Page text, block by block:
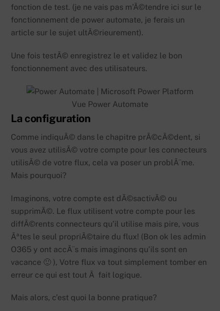
fonction de test. (je ne vais pas m’Ã©tendre ici sur le
fonctionnement de power automate, je ferais un
article sur le sujet ultÃ©rieurement).
Une fois testÃ© enregistrez le et validez le bon
fonctionnement avec des utilisateurs.
Vue Power Automate
La configuration
Comme indiquÃ© dans le chapitre prÃ©cÃ©dent, si
vous avez utilisÃ© votre compte pour les connecteurs
utilisÃ© de votre flux, cela va poser un problÃ¨me.
Mais pourquoi?
Imaginons, votre compte est dÃ©sactivÃ© ou
supprimÃ©. Le flux utilisent votre compte pour les
diffÃ©rents connecteurs qu’il utilise mais pire, vous
Ãªtes le seul propriÃ©taire du flux! (Bon ok les admin
O365 y ont accÃ¨s mais imaginons qu’ils sont en
vacance 🙂 ), Votre flux va tout simplement tomber en
erreur ce qui est tout Ã fait logique.
Mais alors, c’est quoi la bonne pratique?